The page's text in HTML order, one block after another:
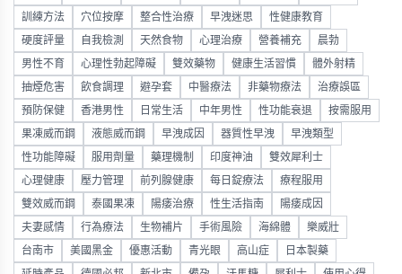
訓練方法 穴位按摩 整合性治療 早洩迷思 性健康教育
硬度評量 自我檢測 天然食物 心理治療 營養補充 晨勃
男性不育 心理性勃起障礙 雙效藥物 健康生活習慣 體外射精
抽煙危害 飲食調理 避孕套 中醫療法 非藥物療法 治療誤區
預防保健 香港男性 日常生活 中年男性 性功能衰退 按需服用
果凍威而鋼 液態威而鋼 早洩成因 器質性早洩 早洩類型
性功能障礙 服用劑量 藥理機制 印度神油 雙效犀利士
心理健康 壓力管理 前列腺健康 每日錠療法 療程服用
雙效威而鋼 泰國果凍 陽痿治療 性生活指南 陽痿成因
夫妻感情 行為療法 生物補片 手術風險 海綿體 樂威壯
台南市 美國黑金 優惠活動 青光眼 高山症 日本製藥